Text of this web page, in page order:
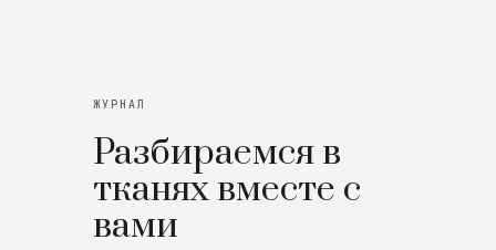
ЖУРНАЛ
Разбираемся в
тканях вместе с
вами